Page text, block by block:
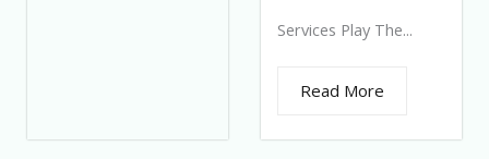
Services Play The...
Read More